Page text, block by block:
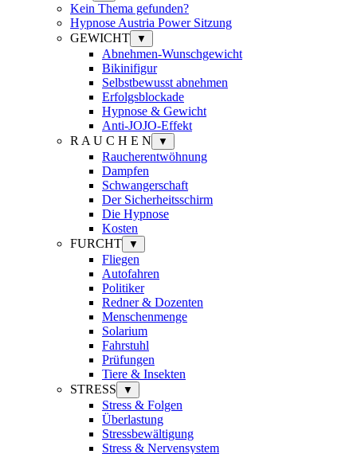
Kein Thema gefunden?
Hypnose Austria Power Sitzung
GEWICHT
▼
Abnehmen-Wunschgewicht
Bikinifigur
Selbstbewusst abnehmen
Erfolgsblockade
Hypnose & Gewicht
Anti-JOJO-Effekt
R A U C H E N
▼
Raucherentwöhnung
Dampfen
Schwangerschaft
Der Sicherheitsschirm
Die Hypnose
Kosten
FURCHT
▼
Fliegen
Autofahren
Politiker
Redner & Dozenten
Menschenmenge
Solarium
Fahrstuhl
Prüfungen
Tiere & Insekten
STRESS
▼
Stress & Folgen
Überlastung
Stressbewältigung
Stress & Nervensystem